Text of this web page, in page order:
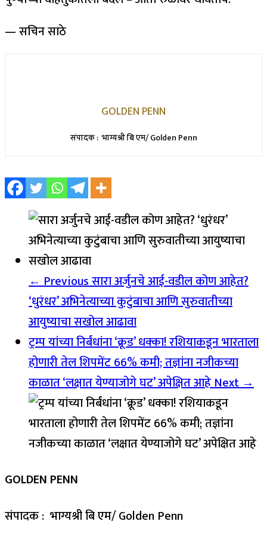
— सचिन साठे
GOLDEN PENN
संपादक : भाग्यश्री बि एम/ Golden Penn
← Previousसारा अर्जुनचे आई-वडील कोण आहेत?
‘धुरंधर’ अभिनेत्याच्या कुटुंबाचा आणि सुरुवातीच्या
आयुष्याचा सखोल आढावा
ट्रम्प यांच्या निर्बंधांना ‘क्रूड’ धक्का! रशियाकडून भारताला
होणारी तेल शिपमेंट 66% कमी; तज्ञांना नजीकच्या
काळात ‘लक्षात येण्याजोगे घट’ अपेक्षित आहेNext →
GOLDEN PENN
संपादक : भाग्यश्री बि एम/ Golden Penn